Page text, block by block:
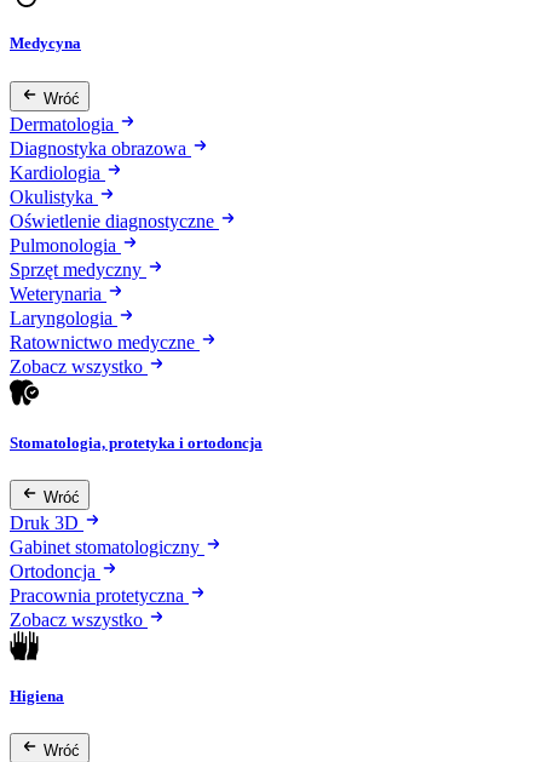
Medycyna
Wróć
Dermatologia
Diagnostyka obrazowa
Kardiologia
Okulistyka
Oświetlenie diagnostyczne
Pulmonologia
Sprzęt medyczny
Weterynaria
Laryngologia
Ratownictwo medyczne
Zobacz wszystko
Stomatologia, protetyka i ortodoncja
Wróć
Druk 3D
Gabinet stomatologiczny
Ortodoncja
Pracownia protetyczna
Zobacz wszystko
Higiena
Wróć